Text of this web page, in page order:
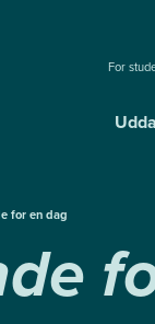
For
for en dag